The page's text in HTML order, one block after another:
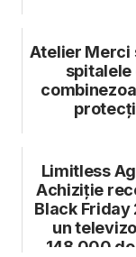
Atelier Merci
spitalele
Limitless
Achiziție
Black Friday
un
148.000